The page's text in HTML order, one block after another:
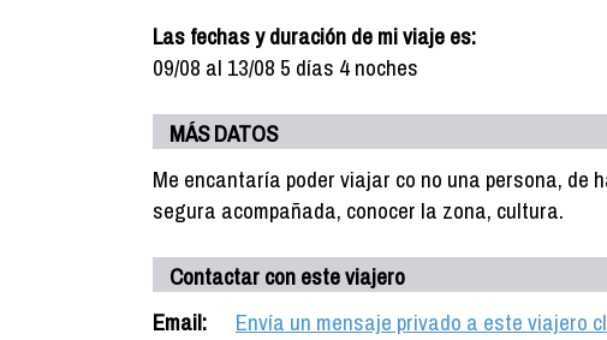
Las fechas y duración de mi viaje es:
09/08 al 13/08 5 días 4 noches
MÁS DATOS
Me encantaría poder viajar co no una persona, de
segura acompañada, conocer la zona, cultura.
Contactar con este viajero
Email:
Envía un mensaje privado a este viajero